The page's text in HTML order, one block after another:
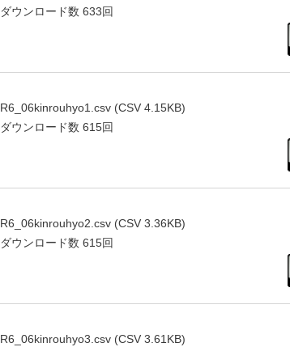
ダウンロード数 633回
R6_06kinrouhyo1.csv (CSV 4.15KB)
ダウンロード数 615回
R6_06kinrouhyo2.csv (CSV 3.36KB)
ダウンロード数 615回
R6_06kinrouhyo3.csv (CSV 3.61KB)